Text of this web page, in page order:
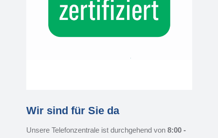
Wir sind für Sie da
Unsere Telefonzentrale ist durchgehend von 8:00 -